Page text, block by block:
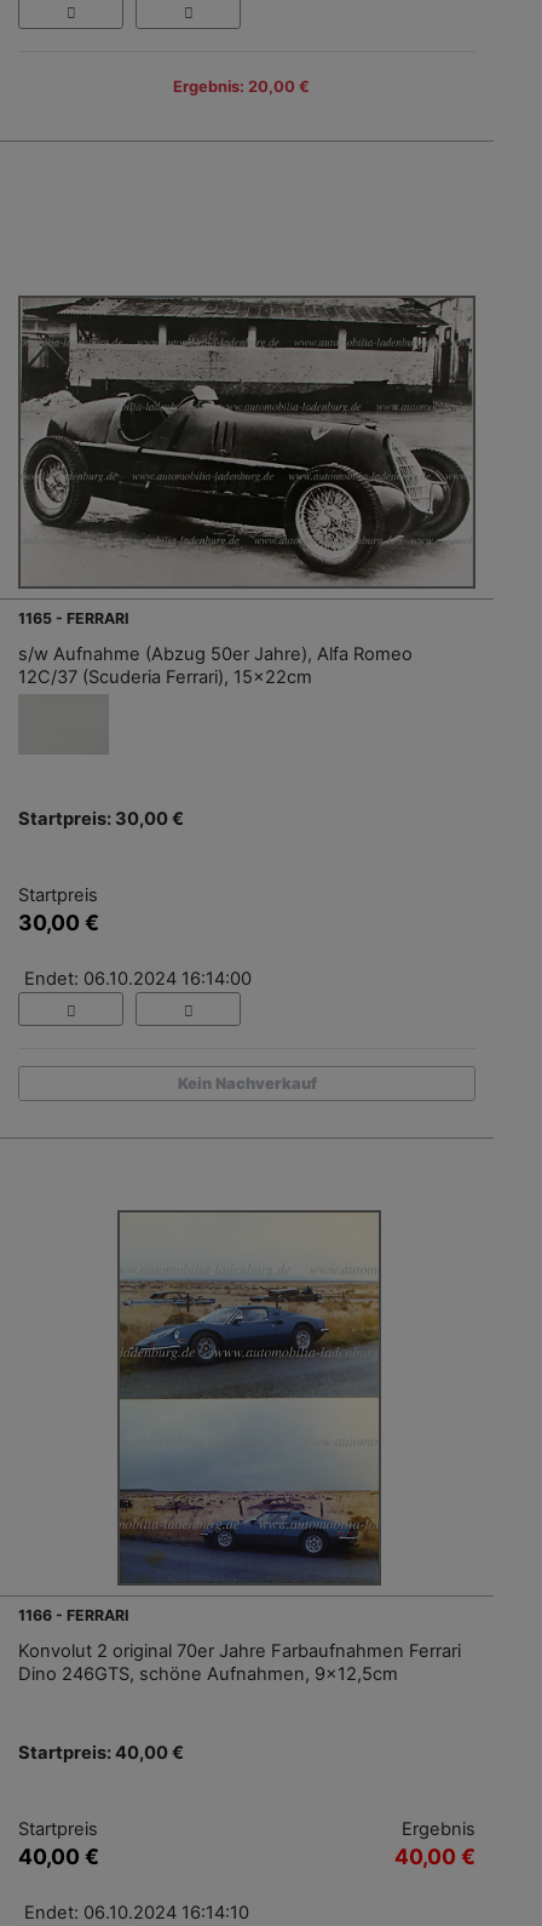
Ergebnis: 20,00 €
1165 - FERRARI
s/w Aufnahme (Abzug 50er Jahre), Alfa Romeo
12C/37 (Scuderia Ferrari), 15x22cm
Startpreis: 30,00 €
Startpreis
30,00 €
Endet: 06.10.2024 16:14:00
Kein Nachverkauf
1166 - FERRARI
Konvolut 2 original 70er Jahre Farbaufnahmen Ferrari
Dino 246GTS, schöne Aufnahmen, 9x12,5cm
Startpreis: 40,00 €
Startpreis
40,00 €
Ergebnis
40,00 €
Endet: 06.10.2024 16:14:10